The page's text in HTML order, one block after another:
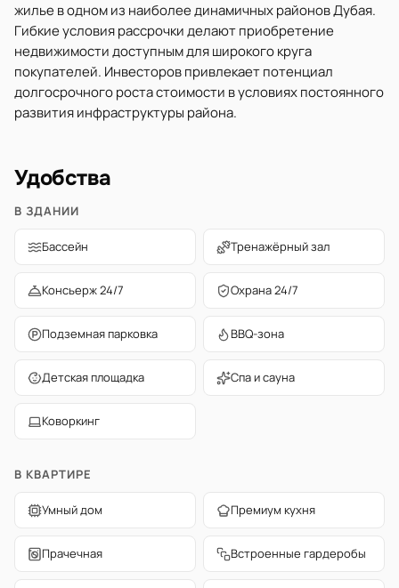
жилье в одном из наиболее динамичных районов Дубая.
Гибкие условия рассрочки делают приобретение
недвижимости доступным для широкого круга
покупателей. Инвесторов привлекает потенциал
долгосрочного роста стоимости в условиях постоянного
развития инфраструктуры района.
Удобства
В ЗДАНИИ
Бассейн Тренажёрный зал
Консьерж 24/7 Охрана 24/7
Подземная парковка BBQ-зона
Детская площадка Спа и сауна
Коворкинг
В КВАРТИРЕ
Умный дом Премиум кухня
Прачечная Встроенные гардеробы